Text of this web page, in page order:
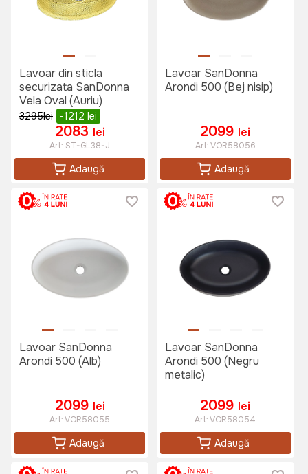
Lavoar din sticla
securizata SanDonna
Vela Oval (Auriu)
3295lei -1212 lei
2083 lei
Art: ST-GL38-J
Adaugă
Lavoar SanDonna
Arondi 500 (Bej nisip)
2099 lei
Art:VOR58056
Adaugă
Lavoar SanDonna
Arondi 500 (Alb)
2099 lei
Art:VOR58055
Adaugă
Lavoar SanDonna
Arondi 500 (Negru
metalic)
2099 lei
Art:VOR58054
Adaugă